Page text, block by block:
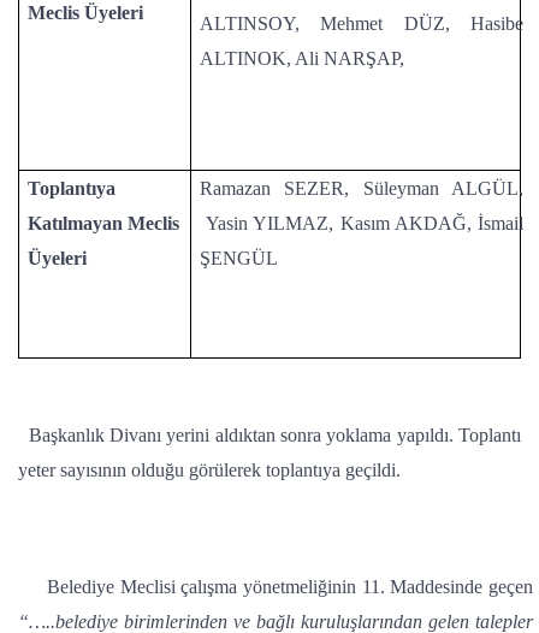
Meclis Üyeleri
ALTINSOY, Mehmet DÜZ, Hasibe
ALTINOK, Ali NARŞAP,
Toplantıya
Katılmayan Meclis
Üyeleri
Ramazan SEZER, Süleyman ALGÜL,
Yasin YILMAZ, Kasım AKDAĞ, İsmail
ŞENGÜL
Başkanlık Divanı yerini aldıktan sonra yoklama yapıldı. Toplantı
yeter sayısının olduğu görülerek toplantıya geçildi.
Belediye Meclisi çalışma yönetmeliğinin 11. Maddesinde geçen
“…..belediye birimlerinden ve bağlı kuruluşlarından gelen talepler